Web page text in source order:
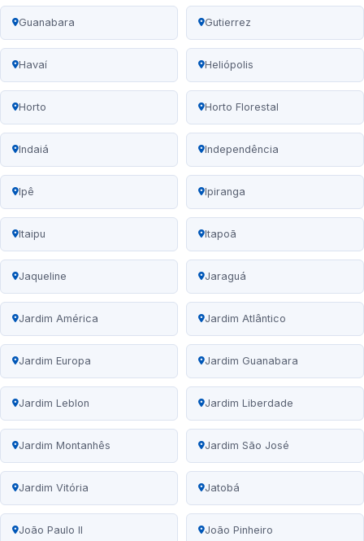
Guanabara Gutierrez
Havaí Heliópolis
Horto Horto Florestal
Indaiá Independência
Ipê Ipiranga
Itaipu Itapoã
Jaqueline Jaraguá
Jardim América Jardim Atlântico
Jardim Europa Jardim Guanabara
Jardim Leblon Jardim Liberdade
Jardim Montanhês Jardim São José
Jardim Vitória Jatobá
João Paulo II João Pinheiro